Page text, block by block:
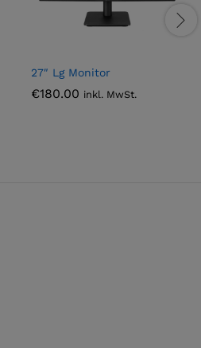
27″ Lg Monitor
€180.00 inkl. MwSt.